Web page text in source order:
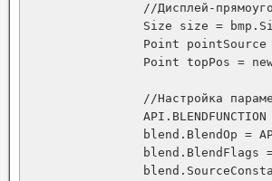
//Дисплей-
Size size =
Point pointSource
Point topPos =
//Настройка
blend.BlendOp =
blend.BlendFlags